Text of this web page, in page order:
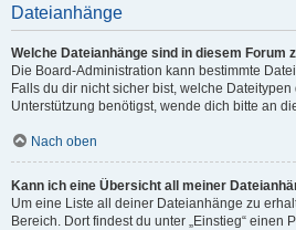
Dateianhänge
Welche Dateianhänge sind in diesem Forum
Die Board-Administration kann bestimmte
Falls du dir nicht sicher bist, welche
Unterstützung benötigst, wende dich bitte an
Nach oben
Kann ich eine Übersicht all meiner
Um eine Liste all deiner Dateianhänge zu
Bereich. Dort findest du unter „Einstieg“ einen